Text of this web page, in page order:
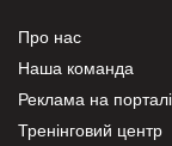
Про нас
Наша команда
Реклама на порталі
Тренінговий центр